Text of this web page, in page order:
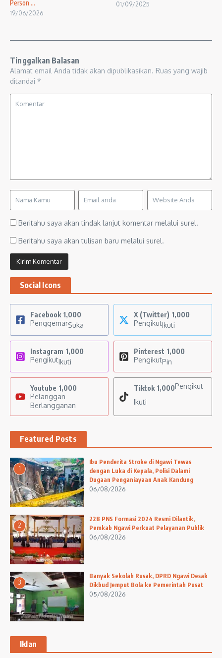
Person ...
19/06/2026
01/09/2025
Tinggalkan Balasan
Alamat email Anda tidak akan dipublikasikan. Ruas yang wajib
ditandai *
Beritahu saya akan tindak lanjut komentar melalui surel.
Beritahu saya akan tulisan baru melalui surel.
Social Icons
Facebook 1,000
PenggemarSuka
X (Twitter) 1,000
PengikutIkuti
Instagram 1,000
PengikutIkuti
Pinterest 1,000
PengikutPin
Youtube 1,000
Pelanggan
Berlangganan
Tiktok 1,000Pengikut
Ikuti
Featured Posts
1
Ibu Penderita Stroke di Ngawi Tewas
dengan Luka di Kepala, Polisi Dalami
Dugaan Penganiayaan Anak Kandung
06/08/2026
2
228 PNS Formasi 2024 Resmi Dilantik,
Pemkab Ngawi Perkuat Pelayanan Publik
06/08/2026
3
Banyak Sekolah Rusak, DPRD Ngawi Desak
Dikbud Jemput Bola ke Pemerintah Pusat
05/08/2026
Iklan